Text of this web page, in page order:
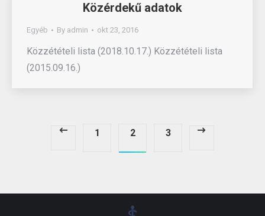
Közérdekű adatok
Egyéb By admin okt 23, 2016
Közzétételi lista (2018.10.17.) Közzétételi lista
(2015.09.16.)
1 2 3